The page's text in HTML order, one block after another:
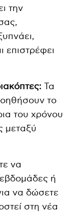
την
επιστρέφει
Τα
το
του χρόνου
μεταξύ
να
ή
να δώσετε
στη νέα